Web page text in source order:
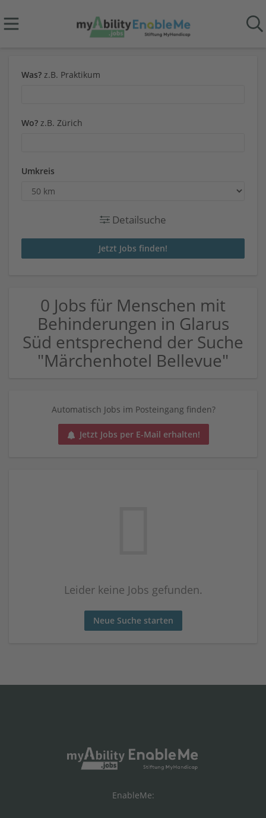
Was? z.B. Praktikum
Wo? z.B. Zürich
Umkreis
Detailsuche
0 Jobs für Menschen mit
Behinderungen in Glarus
Süd entsprechend der Suche
"Märchenhotel Bellevue"
Automatisch Jobs im Posteingang finden?
Jetzt Jobs per E-Mail erhalten!
Leider keine Jobs gefunden.
Neue Suche starten
EnableMe: